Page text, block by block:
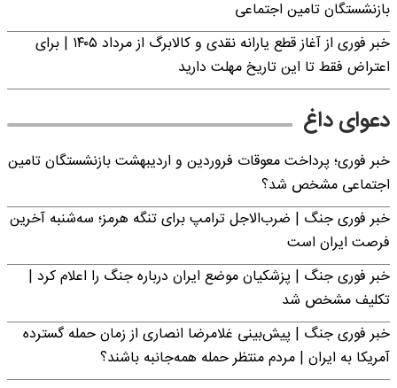
بازنشستگان تامین اجتماعی
خبر فوری از آغاز قطع یارانه نقدی و کالابرگ از مرداد ۱۴۰۵ | برای
اعتراض فقط تا این تاریخ مهلت دارید
دعوای داغ
خبر فوری؛ پرداخت معوقات فروردین و اردیبهشت بازنشستگان تامین
اجتماعی مشخص شد؟
خبر فوری جنگ | ضرب‌الاجل ترامپ برای تنگه هرمز؛ سه‌شنبه آخرین
فرصت ایران است
خبر فوری جنگ | پزشکیان موضع ایران درباره جنگ را اعلام کرد |
تکلیف مشخص شد
خبر فوری جنگ | پیش‌بینی غلامرضا انصاری از زمان حمله گسترده
آمریکا به ایران | مردم منتظر حمله همه‌جانبه باشند؟